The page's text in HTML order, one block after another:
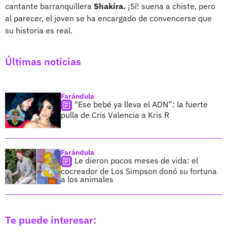
cantante barranquillera Shakira. ¡Sí! suena a chiste, pero
al parecer, el joven se ha encargado de convencerse que
su historia es real.
Últimas noticias
Farándula
"Ese bebé ya lleva el ADN”: la fuerte
pulla de Cris Valencia a Kris R
Farándula
Le dieron pocos meses de vida: el
cocreador de Los Simpson donó su fortuna
a los animales
Te puede interesar: